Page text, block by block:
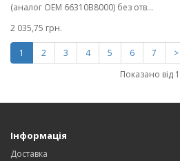
(аналог OEM 66310B8000) без отв...
2 035,75 грн.
1 2 3 4 5 6 7 >
Показано від
Інформація
Доставка